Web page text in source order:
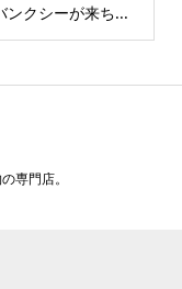
ンクシーが来ち...
専門店。